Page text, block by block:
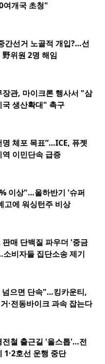
여개국 초청"
간선거 노골적 개입?…선
野위원 2명 해임
장관, 마이크론 행사서 "삼
국 생산확대" 촉구
명 체포 목표”…ICE, 퓨젯
이민단속 급증
이상"…올하반기 '슈퍼
고에 워싱턴주 비상
판매 단백질 파우더 '중금
비자들 집단소송 제기
으면 단속"…킹카운티,
·전동바이크 과속 잡는다
전철 출근길 '올스톱'…전
1·2호선 운행 중단